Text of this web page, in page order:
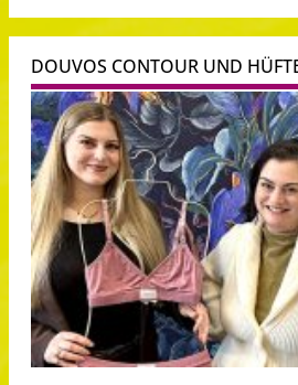
DOUVOS CONTOUR UND